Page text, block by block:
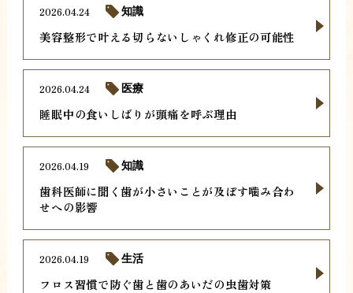
美容整形で叶える切らないしゃくれ修正の可能性
2026.04.24 知識
睡眠中の食いしばりが頭痛を呼ぶ理由
2026.04.24 医療
歯科医師に聞く歯が小さいことが及ぼす噛み合わ
せへの影響
2026.04.19 知識
フロス習慣で防ぐ歯と歯のあいだの虫歯対策
2026.04.19 生活